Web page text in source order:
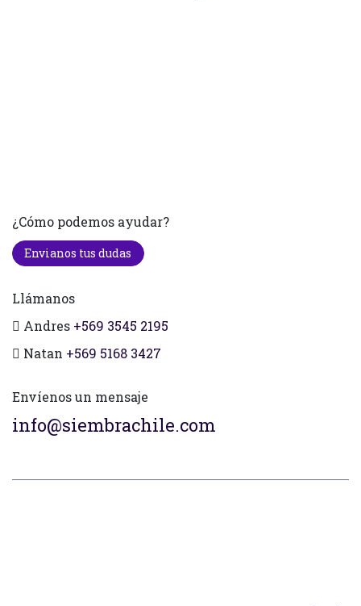
¿Cómo podemos ayudar?
Envianos tus dudas
Llámanos
Andres +569 3545 2195
Natan +569 5168 3427
Envíenos un mensaje
info@siembrachile.com